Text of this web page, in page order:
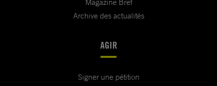
Archive des actualités
AGIR
Signer une pétition